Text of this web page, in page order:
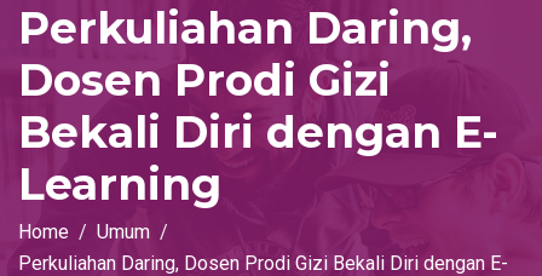
Perkuliahan Daring,
Dosen Prodi Gizi
Bekali Diri dengan E-
Learning
Home
Umum
Perkuliahan Daring, Dosen Prodi Gizi Bekali Diri dengan E-